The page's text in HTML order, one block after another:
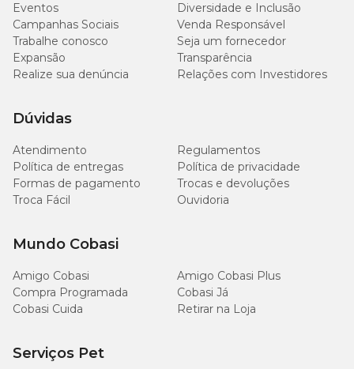
Eventos
Diversidade e Inclusão
Campanhas Sociais
Venda Responsável
Trabalhe conosco
Seja um fornecedor
Expansão
Transparência
Realize sua denúncia
Relações com Investidores
Dúvidas
Atendimento
Regulamentos
Política de entregas
Política de privacidade
Formas de pagamento
Trocas e devoluções
Troca Fácil
Ouvidoria
Mundo Cobasi
Amigo Cobasi
Amigo Cobasi Plus
Compra Programada
Cobasi Já
Cobasi Cuida
Retirar na Loja
Serviços Pet